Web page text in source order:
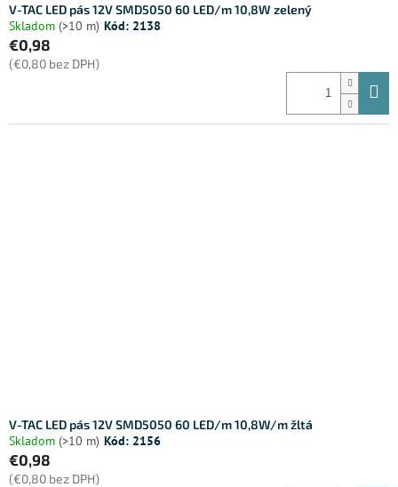
V-TAC LED pás 12V SMD5050 60 LED/m 10,8W zelený
Skladom (>10 m) Kód: 2138
€0,98
(€0,80 bez DPH)
V-TAC LED pás 12V SMD5050 60 LED/m 10,8W/m žltá
Skladom (>10 m) Kód: 2156
€0,98
(€0,80 bez DPH)